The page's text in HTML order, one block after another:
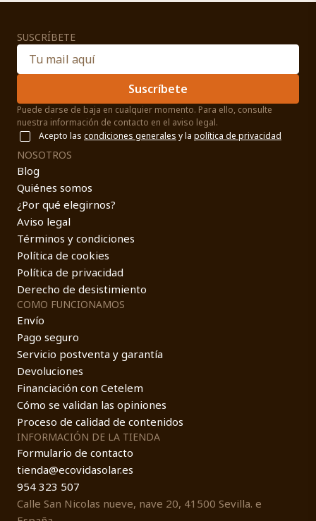
SUSCRÍBETE
Suscríbete
Puede darse de baja en cualquier momento. Para ello, consulte
nuestra información de contacto en el aviso legal.
Acepto las condiciones generales y la política de privacidad
NOSOTROS
Blog
Quiénes somos
¿Por qué elegirnos?
Aviso legal
Términos y condiciones
Política de cookies
Política de privacidad
Derecho de desistimiento
COMO FUNCIONAMOS
Envío
Pago seguro
Servicio postventa y garantía
Devoluciones
Financiación con Cetelem
Cómo se validan las opiniones
Proceso de calidad de contenidos
INFORMACIÓN DE LA TIENDA
Formulario de contacto
tienda@ecovidasolar.es
954 323 507
Calle San Nicolas nueve, nave 20, 41500 Sevilla. e